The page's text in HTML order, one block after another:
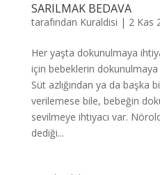
SARILMAK BEDAVA
tarafından Kuraldisi | 2 Kas
Her yaşta dokunulmaya
için bebeklerin
Süt azlığından ya da başka
verilemese bile, bebeğin
sevilmeye ihtiyacı var.
dediği...